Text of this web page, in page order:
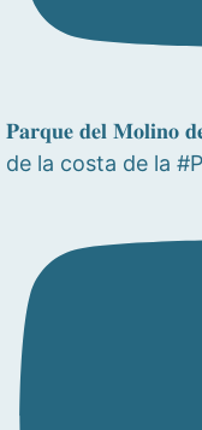
𝐏𝐚𝐫𝐪𝐮𝐞 𝐝𝐞𝐥 𝐌𝐨𝐥𝐢𝐧𝐨
de la costa de la